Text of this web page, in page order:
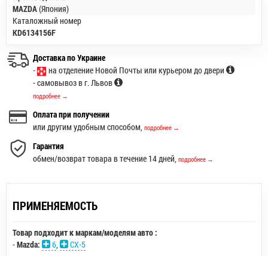
MAZDA(Япония)
Каталожный номер
KD6134156F
Доставка по Украине
-
на отделение Новой Почты или курьером до двери
- самовывоз в г. Львов
подробнее →
Оплата при получении
или другим удобным способом, подробнее →
Гарантия
обмен/возврат товара в течение 14 дней, подробнее →
ПРИМЕНЯЕМОСТЬ
Товар подходит к маркам/моделям авто :
-Mazda: 6,
CX-5